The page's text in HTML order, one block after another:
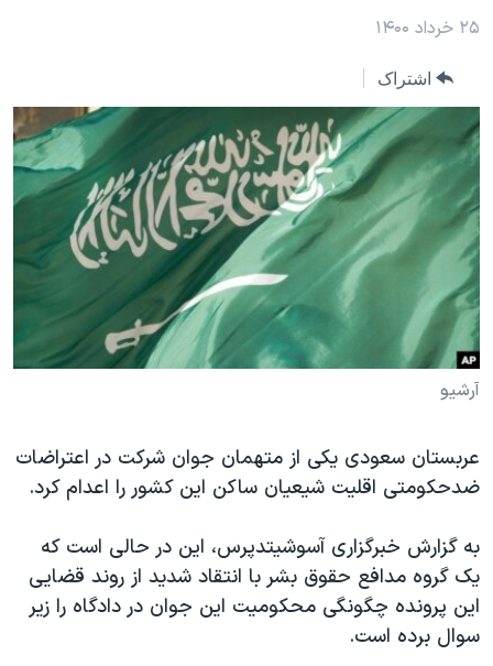
جهشورزشی
فرهنگ و زندگی
حقوق شهروندی
اقتصادی
علم و فناوری
اسرائیل در جنگ
جام جهانی ۲۰۲۶
بایگانی برنامه‌های تلویزیونی
مستندها
انتخابات ریاست جمهوری آمریکا ۲۰۲۴
حمله جمهوری اسلامی به اسرائیل
رمز مهسا
ورزش زنان در ایران
تریبونال مردمی آبان ۹۸
دادگاه حمید نوری
چهل سال گروگان‌گیری
قانون شفافیت دارائی کادر رهبری ایران
اعتراضات مردمی آبان ۹۸
فرکانس‌های صدای آمریکا
پخش رادیویی
یادگیری زبان انگلیسی
دنبال کنید
زبانهای مختلف
۲۵ خرداد ۱۴۰۰
اشتراک
آرشیو
عربستان سعودی یکی از متهمان جوان شرکت در اعتراضات
ضدحکومتی اقلیت شیعیان ساکن این کشور را اعدام کرد.
به گزارش خبرگزاری آسوشیتدپرس، این در حالی است که
یک گروه مدافع حقوق بشر با انتقاد‌ شدید از روند قضایی
این پرونده چگونگی محکومیت این جوان در دادگاه را زیر
سوال برده است.